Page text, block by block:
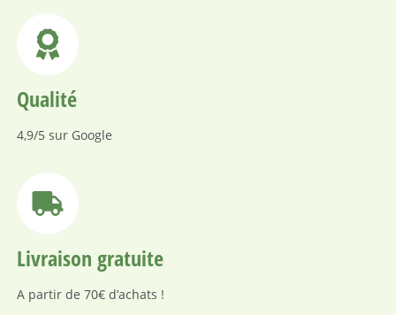
Qualité
4,9/5 sur Google
Livraison gratuite
A partir de 70€ d’achats !